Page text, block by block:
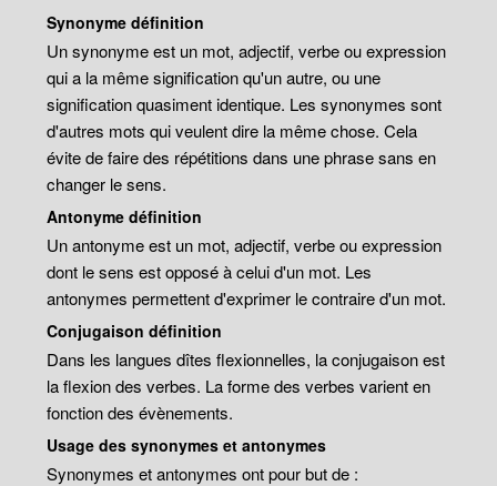
Synonyme définition
Un synonyme est un mot, adjectif, verbe ou expression
qui a la même signification qu'un autre, ou une
signification quasiment identique. Les synonymes sont
d'autres mots qui veulent dire la même chose. Cela
évite de faire des répétitions dans une phrase sans en
changer le sens.
Antonyme définition
Un antonyme est un mot, adjectif, verbe ou expression
dont le sens est opposé à celui d'un mot. Les
antonymes permettent d'exprimer le contraire d'un mot.
Conjugaison définition
Dans les langues dîtes flexionnelles, la conjugaison est
la flexion des verbes. La forme des verbes varient en
fonction des évènements.
Usage des synonymes et antonymes
Synonymes et antonymes ont pour but de :